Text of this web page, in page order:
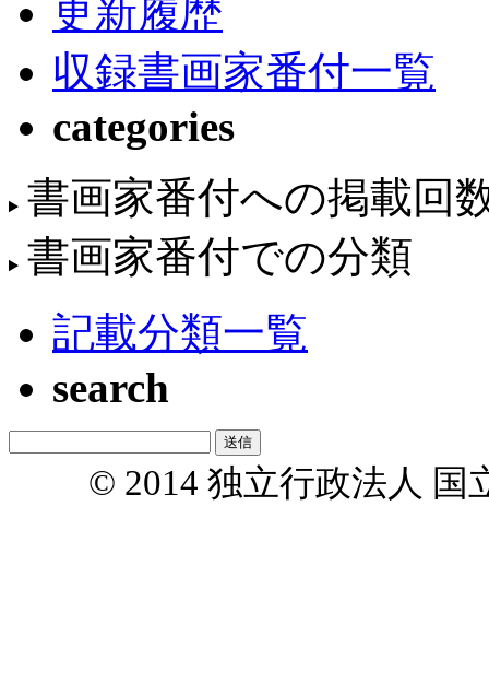
更新履歴
収録書画家番付一覧
categories
書画家番付への掲載回
書画家番付での分類
記載分類一覧
search
© 2014 独立行政法人 国